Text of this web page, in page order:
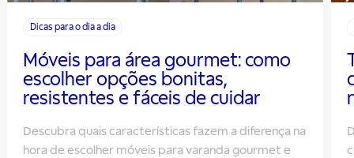
Dicas para o dia a dia
Móveis para área gourmet: como
escolher opções bonitas,
resistentes e fáceis de cuidar
Descubra quais características fazem a diferença na
hora de escolher móveis para varanda gourmet e